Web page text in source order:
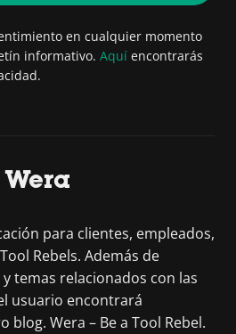
en cualquier momento
informativo. Aquí encontrarás
para clientes, empleados,
Rebels. Además de
temas relacionados con las
usuario encontrará
blog. Wera – Be a Tool Rebel.